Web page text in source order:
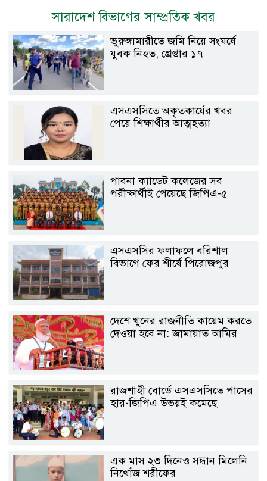
সারাদেশ বিভাগের সাম্প্রতিক খবর
ভুরুঙ্গামারীতে জমি নিয়ে সংঘর্ষে
যুবক নিহত, গ্রেপ্তার ১৭
এসএসসিতে অকৃতকার্যের খবর
পেয়ে শিক্ষার্থীর আত্মহত্যা
পাবনা ক্যাডেট কলেজের সব
পরীক্ষার্থীই পেয়েছে জিপিএ-৫
এসএসসির ফলাফলে বরিশাল
বিভাগে ফের শীর্ষে পিরোজপুর
দেশে খুনের রাজনীতি কায়েম করতে
দেওয়া হবে না: জামায়াত আমির
রাজশাহী বোর্ডে এসএসসিতে পাসের
হার-জিপিএ উভয়ই কমেছে
এক মাস ২৩ দিনেও সন্ধান মিলেনি
নিখোঁজ শরীফের